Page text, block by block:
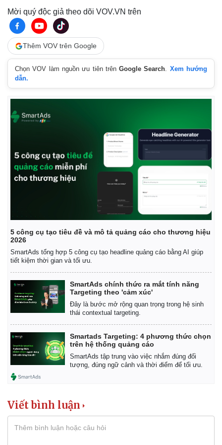
Mời quý độc giả theo dõi VOV.VN trên
Thêm VOV trên Google
Chọn VOV làm nguồn ưu tiên trênGoogle Search. Xem hướng
dẫn.
5 công cụ tạo tiêu đề và mô tả quảng cáo cho thương hiệu
2026
SmartAds tổng hợp 5 công cụ tạo headline quảng cáo bằng AI giúp
tiết kiệm thời gian và tối ưu.
SmartAds chính thức ra mắt tính năng
Targeting theo 'cảm xúc'
Đây là bước mở rộng quan trọng trong hệ sinh
thái contextual targeting.
Smartads Targeting: 4 phương thức chọn
trên hệ thống quảng cáo
SmartAds tập trung vào việc nhắm đúng đối
tượng, đúng ngữ cảnh và thời điểm để tối ưu.
Viết bình luận